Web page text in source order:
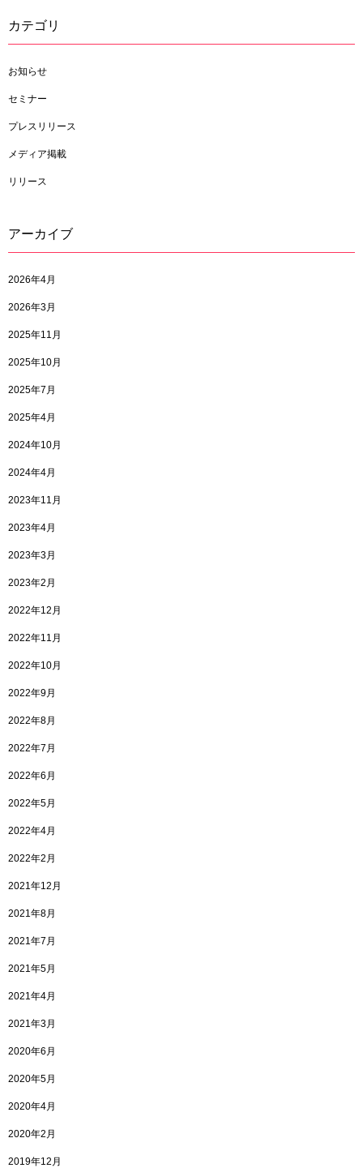
カテゴリ
お知らせ
セミナー
プレスリリース
メディア掲載
リリース
アーカイブ
2026年4月
2026年3月
2025年11月
2025年10月
2025年7月
2025年4月
2024年10月
2024年4月
2023年11月
2023年4月
2023年3月
2023年2月
2022年12月
2022年11月
2022年10月
2022年9月
2022年8月
2022年7月
2022年6月
2022年5月
2022年4月
2022年2月
2021年12月
2021年8月
2021年7月
2021年5月
2021年4月
2021年3月
2020年6月
2020年5月
2020年4月
2020年2月
2019年12月